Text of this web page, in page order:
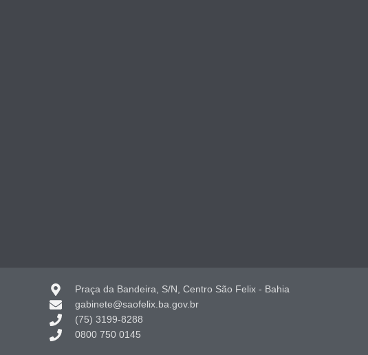
Praça da Bandeira, S/N, Centro São Felix - Bahia
gabinete@saofelix.ba.gov.br
(75) 3199-8288
0800 750 0145